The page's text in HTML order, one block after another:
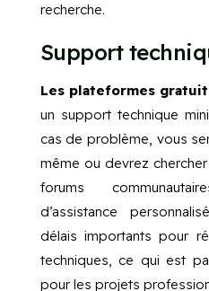
recherche.
Support
Les plateformes
un support technique
cas de problème, vous
même ou devrez
forums
d’assistance
délais importants pour
techniques, ce qui est
pour les projets